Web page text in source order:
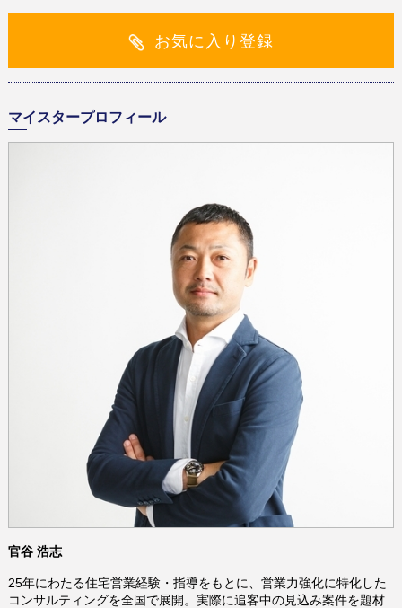
お気に入り登録
マイスタープロフィール
官谷 浩志
25年にわたる住宅営業経験・指導をもとに、営業力強化に特化した
コンサルティングを全国で展開。実際に追客中の見込み案件を題材